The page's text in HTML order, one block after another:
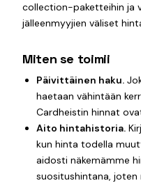
collection-paketteihin ja
jälleenmyyjien väliset
Miten se toimii
Päivittäinen haku.
haetaan vähintään
Cardheistin hinnat
Aito hintahistoria.
kun hinta todella
aidosti näkemämme
suositushintana, joten